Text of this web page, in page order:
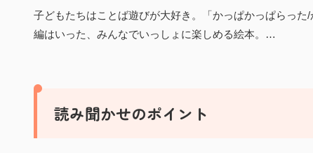
子どもたちはことば遊びが大好き。「かっぱかっぱらっ
編はいった、みんなでいっしょに楽しめる絵本。…
読み聞かせのポイント